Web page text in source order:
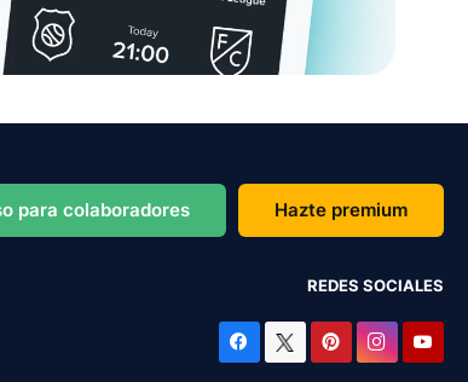
para colaboradores Hazte premium
REDES SOCIALES